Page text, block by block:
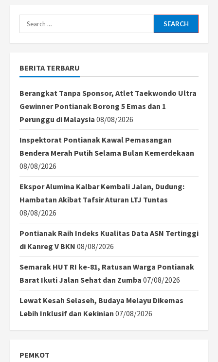
Search
for:
BERITA TERBARU
Berangkat Tanpa Sponsor, Atlet Taekwondo Ultra
Gewinner Pontianak Borong 5 Emas dan 1
Perunggu di Malaysia 08/08/2026
Inspektorat Pontianak Kawal Pemasangan
Bendera Merah Putih Selama Bulan Kemerdekaan
08/08/2026
Ekspor Alumina Kalbar Kembali Jalan, Dudung:
Hambatan Akibat Tafsir Aturan LTJ Tuntas
08/08/2026
Pontianak Raih Indeks Kualitas Data ASN Tertinggi
di Kanreg V BKN 08/08/2026
Semarak HUT RI ke-81, Ratusan Warga Pontianak
Barat Ikuti Jalan Sehat dan Zumba 07/08/2026
Lewat Kesah Selaseh, Budaya Melayu Dikemas
Lebih Inklusif dan Kekinian 07/08/2026
PEMKOT